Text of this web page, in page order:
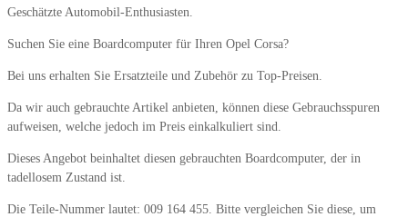
Geschätzte Automobil-Enthusiasten.
Suchen Sie eine Boardcomputer für Ihren Opel Corsa?
Bei uns erhalten Sie Ersatzteile und Zubehör zu Top-Preisen.
Da wir auch gebrauchte Artikel anbieten, können diese Gebrauchsspuren
aufweisen, welche jedoch im Preis einkalkuliert sind.
Dieses Angebot beinhaltet diesen gebrauchten Boardcomputer, der in
tadellosem Zustand ist.
Die Teile-Nummer lautet: 009 164 455. Bitte vergleichen Sie diese, um